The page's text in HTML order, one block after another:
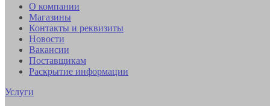
О компании
Магазины
Контакты и реквизиты
Новости
Вакансии
Поставщикам
Раскрытие информации
Услуги